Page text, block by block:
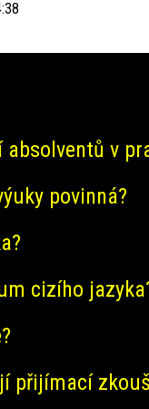
v
povinná?
cizího
přijímací